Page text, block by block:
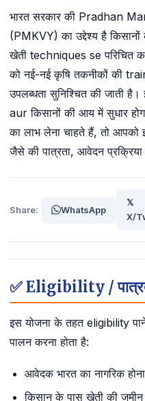
भारत सरकार की Pradhan
(PMKVY) का उद्देश्य है
खेती techniques se परिचित
को नई-नई कृषि तकनीकों की
उपलब्धता सुनिश्चित की जाती
aur किसानों की आय में सुधार
का लाभ लेना चाहते हैं, तो आपको
जैसे की पात्रता, आवेदन
Share: WhatsApp
𝕏
X/
✅ Eligibility /
इस योजना के तहत eligibility
पालन करना होता है:
आवेदक भारत का नागरिक होना
किसान के पास खेती की जमीन